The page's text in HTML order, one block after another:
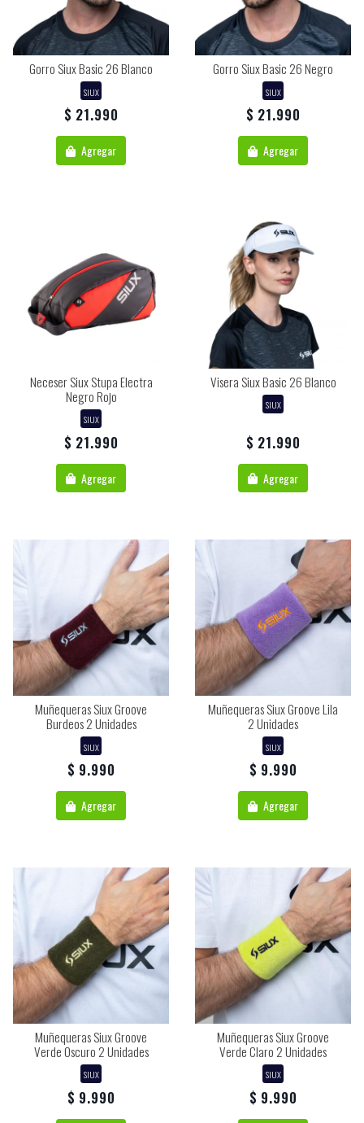
Gorro Siux Basic 26 Blanco
SIUX
$ 21.990
Agregar
Gorro Siux Basic 26 Negro
SIUX
$ 21.990
Agregar
Neceser Siux Stupa Electra
Negro Rojo
SIUX
$ 21.990
Agregar
Visera Siux Basic 26 Blanco
SIUX
$ 21.990
Agregar
Muñequeras Siux Groove
Burdeos 2 Unidades
SIUX
$ 9.990
Agregar
Muñequeras Siux Groove Lila
2 Unidades
SIUX
$ 9.990
Agregar
Muñequeras Siux Groove
Verde Oscuro 2 Unidades
SIUX
$ 9.990
Muñequeras Siux Groove
Verde Claro 2 Unidades
SIUX
$ 9.990